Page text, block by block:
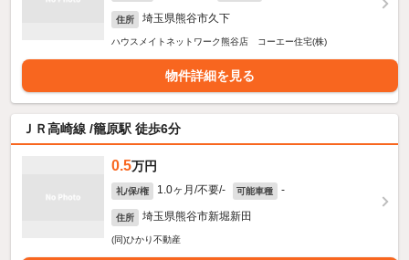
住所 埼玉県熊谷市久下
ハウスメイトネットワーク熊谷店 コーエー住宅(株)
物件詳細を見る
ＪＲ高崎線 /籠原駅 徒歩6分
0.5万円
礼/保/権 1.0ヶ月/不要/- 可能車種 -
住所 埼玉県熊谷市新堀新田
(同)ひかり不動産